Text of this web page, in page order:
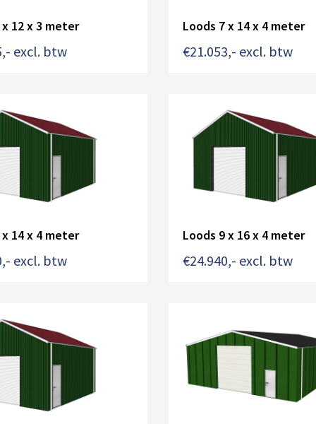
12 x 3 meter
,- excl. btw
Loods 7 x 14 x 4 meter
€21.053,- excl. btw
14 x 4 meter
,- excl. btw
Loods 9 x 16 x 4 meter
€24.940,- excl. btw